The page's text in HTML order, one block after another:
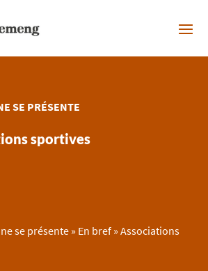
SE PRÉSENTE
sportives
se présente » En bref » Associations